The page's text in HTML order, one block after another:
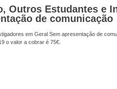
Outros Estudantes e
de comunicação
em Geral Sem apresentação de
o valor a cobrar é 75€.